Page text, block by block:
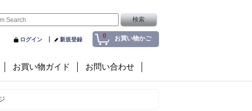
0 お買い物かご
ログイン 新規登録
お買い物ガイド お問い合わせ